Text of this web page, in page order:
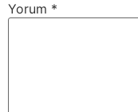
Yorum *